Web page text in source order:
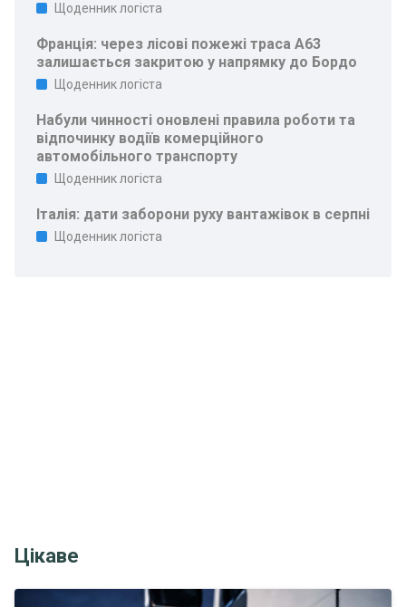
Щоденник логіста
Франція: через лісові пожежі траса A63
залишається закритою у напрямку до Бордо
Щоденник логіста
Набули чинності оновлені правила роботи та
відпочинку водіїв комерційного
автомобільного транспорту
Щоденник логіста
Італія: дати заборони руху вантажівок в серпні
Щоденник логіста
Цікаве